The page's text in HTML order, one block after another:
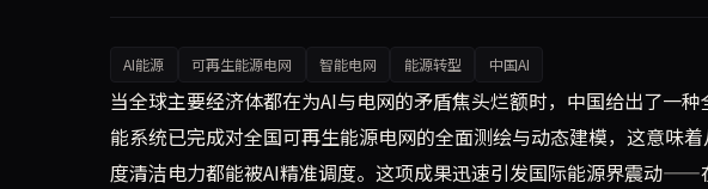
AI能源 可再生能源电网 智能电网 能源转型 中国AI
在全球AI耗电量激增、电网承压的背景下，中国成功利用AI技术绘制
当全球主要经济体都在为AI与电网的矛盾焦头烂额时，中国给出了一
能系统已完成对全国可再生能源电网的全面测绘与动态建模，这意味
度清洁电力都能被AI精准调度。这项成果迅速引发国际能源界震动——